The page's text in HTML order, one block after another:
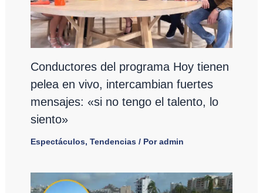
Conductores del programa Hoy tienen
pelea en vivo, intercambian fuertes
mensajes: «si no tengo el talento, lo
siento»
Espectáculos, Tendencias/ Poradmin